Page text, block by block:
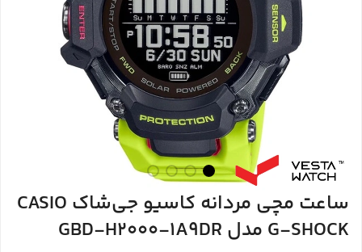
ساعت مچی مردانه کاسیو جی‌شاک CASIO
G-SHOCK مدل GBD-H2000-1A9DR